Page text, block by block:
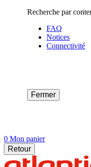
Recherche par
FAQ
Notices
Connectivité
Fermer
0 Mon panier
Retour